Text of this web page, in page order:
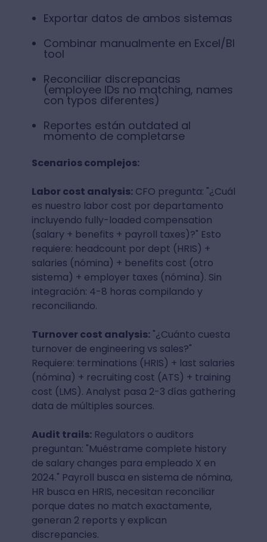
Exportar datos de ambos sistemas
Combinar manualmente en Excel/BI
tool
Reconciliar discrepancias
(employee IDs no matching, names
con typos diferentes)
Reportes están outdated al
momento de completarse
Scenarios complejos:
Labor cost analysis:CFO pregunta: "¿Cuál
es nuestro labor cost por departamento
incluyendo fully-loaded compensation
(salary + benefits + payroll taxes)?" Esto
requiere: headcount por dept (HRIS) +
salaries (nómina) + benefits cost (otro
sistema) + employer taxes (nómina). Sin
integración: 4-8 horas compilando y
reconciliando.
Turnover cost analysis:"¿Cuánto cuesta
turnover de engineering vs sales?"
Requiere: terminations (HRIS) + last salaries
(nómina) + recruiting cost (ATS) + training
cost (LMS). Analyst pasa 2-3 días gathering
data de múltiples sources.
Audit trails:Regulators o auditors
preguntan: "Muéstrame complete history
de salary changes para empleado X en
2024." Payroll busca en sistema de nómina,
HR busca en HRIS, necesitan reconciliar
porque dates no match exactamente,
generan 2 reports y explican
discrepancies.